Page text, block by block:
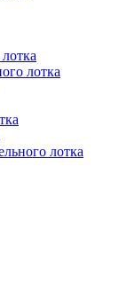
лотка
лотка